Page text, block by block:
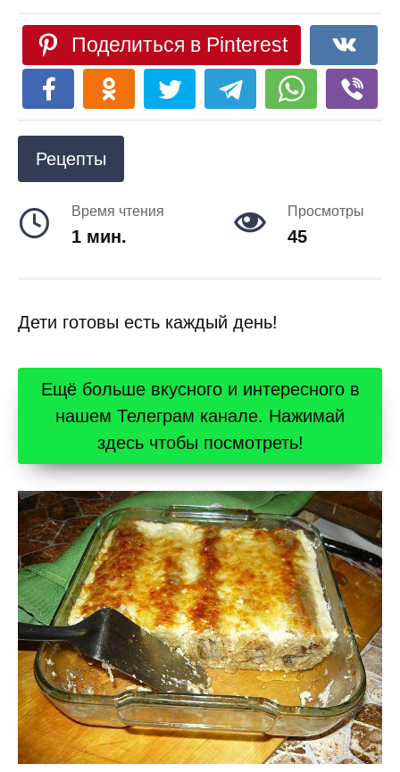
Поделиться в Pinterest
Рецепты
Время чтения
1 мин.
Просмотры
45
Дети готовы есть каждый день!
Ещё больше вкусного и интересного в
нашем Телеграм канале. Нажимай
здесь чтобы посмотреть!